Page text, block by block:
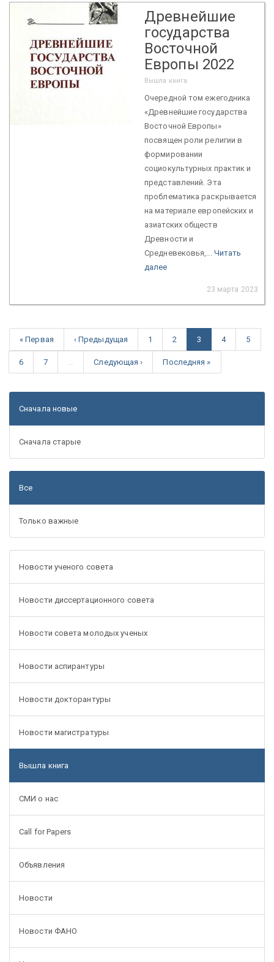
Древнейшие
государства
Восточной
Европы 2022
Вышла книга
Очередной том ежегодника
«Древнейшие государства
Восточной Европы»
посвящен роли религии в
формировании
социокультурных практик и
представлений. Эта
проблематика раскрывается
на материале европейских и
азиатских обществ
Древности и
Средневековья,... Читать
далее
23 марта 2023
« Первая ‹ Предыдущая 1 2 3 4 5
6 7 Следующая › Последняя »
Сначала новые
Сначала старые
Все
Только важные
Новости ученого совета
Новости диссертационного совета
Новости совета молодых ученых
Новости аспирантуры
Новости докторантуры
Новости магистратуры
Вышла книга
СМИ о нас
Call for Papers
Объявления
Новости
Новости ФАНО